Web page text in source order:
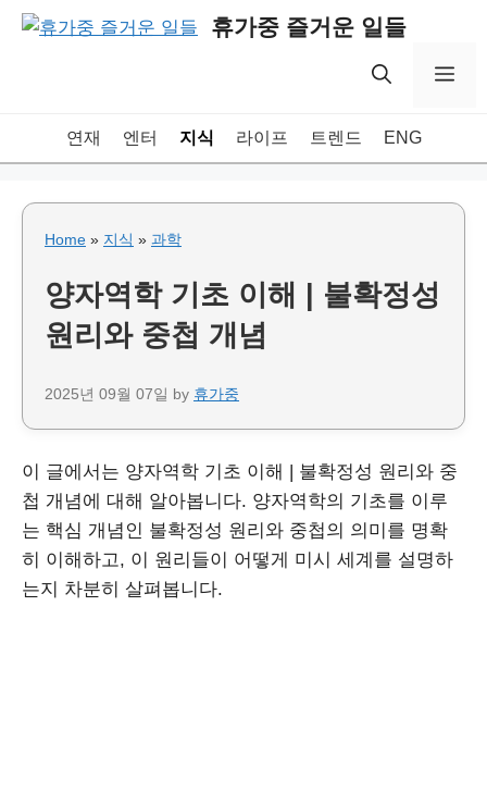
Skip
휴가중 즐거운 일들
연재 엔터 지식 라이프 트렌드 ENG
Home » 지식 » 과학
양자역학 기초 이해 | 불확정성
원리와 중첩 개념
2025년 09월 07일 by 휴가중
이 글에서는 양자역학 기초 이해 | 불확정성 원리와 중
첩 개념에 대해 알아봅니다. 양자역학의 기초를 이루
는 핵심 개념인 불확정성 원리와 중첩의 의미를 명확
히 이해하고, 이 원리들이 어떻게 미시 세계를 설명하
는지 차분히 살펴봅니다.